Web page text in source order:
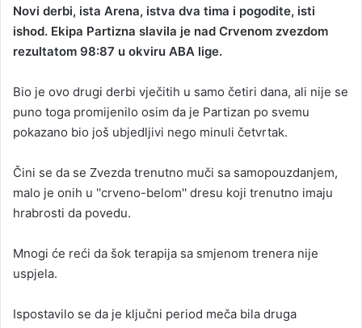
n
d
a
e
m
a
l
Novi derbi, ista Arena, istva dva tima i pogodite, isti
ishod. Ekipa Partizna slavila je nad Crvenom zvezdom
rezultatom 98:87 u okviru ABA lige.
Bio je ovo drugi derbi vječitih u samo četiri dana, ali nije se
puno toga promijenilo osim da je Partizan po svemu
pokazano bio još ubjedljivi nego minuli četvrtak.
Čini se da se Zvezda trenutno muči sa samopouzdanjem,
malo je onih u ''crveno-belom'' dresu koji trenutno imaju
hrabrosti da povedu.
Mnogi će reći da šok terapija sa smjenom trenera nije
uspjela.
Ispostavilo se da je ključni period meča bila druga